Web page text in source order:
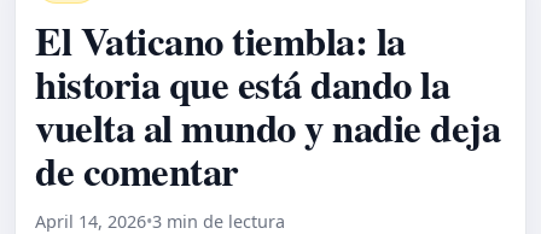
El Vaticano tiembla: la
historia que está dando la
vuelta al mundo y nadie deja
de comentar
April 14, 2026•3 min de lectura